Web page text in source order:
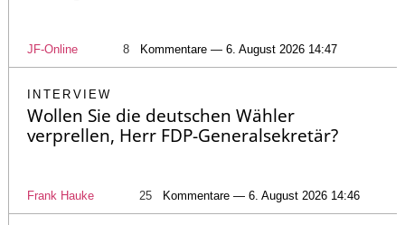
JF-Online 8 Kommentare — 6. August 2026 14:47
INTERVIEW
Wollen Sie die deutschen Wähler
verprellen, Herr FDP-Generalsekretär?
Frank Hauke 25 Kommentare — 6. August 2026 14:46